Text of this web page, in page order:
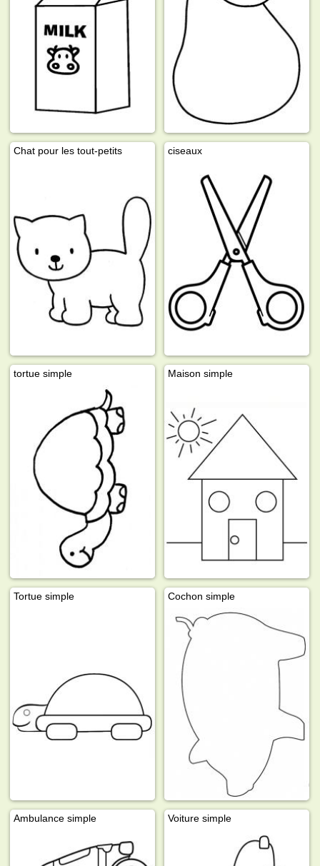
Chat pour les tout-petits ciseaux
tortue simple Maison simple
Tortue simple Cochon simple
Ambulance simple Voiture simple